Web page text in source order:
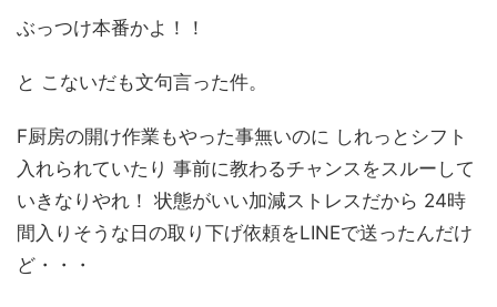
ぶっつけ本番かよ！！
と こないだも文句言った件。
F厨房の開け作業もやった事無いのに しれっとシフト
入れられていたり 事前に教わるチャンスをスルーして
いきなりやれ！ 状態がいい加減ストレスだから 24時
間入りそうな日の取り下げ依頼をLINEで送ったんだけ
ど・・・